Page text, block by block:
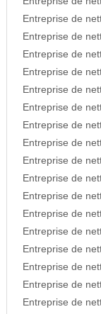
Entreprise de
Entreprise de
Entreprise de
Entreprise de
Entreprise de
Entreprise de
Entreprise de
Entreprise de
Entreprise de
Entreprise de
Entreprise de
Entreprise de
Entreprise de
Entreprise de
Entreprise de
Entreprise de
Entreprise de